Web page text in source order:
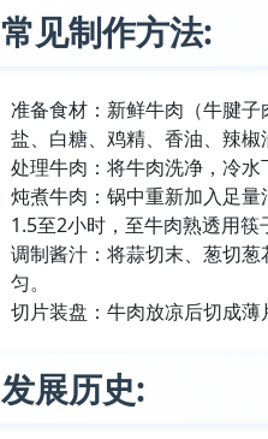
常见制作方法:
准备食材：新鲜牛肉（牛腱子
盐、白糖、鸡精、香油、辣椒
处理牛肉：将牛肉洗净，冷水
炖煮牛肉：锅中重新加入足
1.5至2小时，至牛肉熟透用筷
调制酱汁：将蒜切末、葱切
匀。
切片装盘：牛肉放凉后切成薄
发展历史: